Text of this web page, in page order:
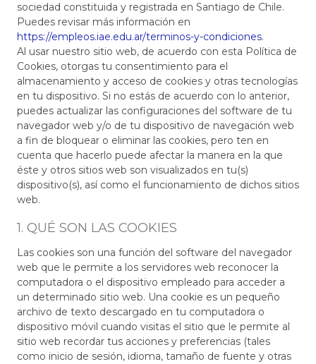
sociedad constituida y registrada en Santiago de Chile.
Puedes revisar más información en
https://empleos.iae.edu.ar/terminos-y-condiciones.
Al usar nuestro sitio web, de acuerdo con esta Política de
Cookies, otorgas tu consentimiento para el
almacenamiento y acceso de cookies y otras tecnologías
en tu dispositivo. Si no estás de acuerdo con lo anterior,
puedes actualizar las configuraciones del software de tu
navegador web y/o de tu dispositivo de navegación web
a fin de bloquear o eliminar las cookies, pero ten en
cuenta que hacerlo puede afectar la manera en la que
éste y otros sitios web son visualizados en tu(s)
dispositivo(s), así como el funcionamiento de dichos sitios
web.
1. QUÉ SON LAS COOKIES
Las cookies son una función del software del navegador
web que le permite a los servidores web reconocer la
computadora o el dispositivo empleado para acceder a
un determinado sitio web. Una cookie es un pequeño
archivo de texto descargado en tu computadora o
dispositivo móvil cuando visitas el sitio que le permite al
sitio web recordar tus acciones y preferencias (tales
como inicio de sesión, idioma, tamaño de fuente y otras